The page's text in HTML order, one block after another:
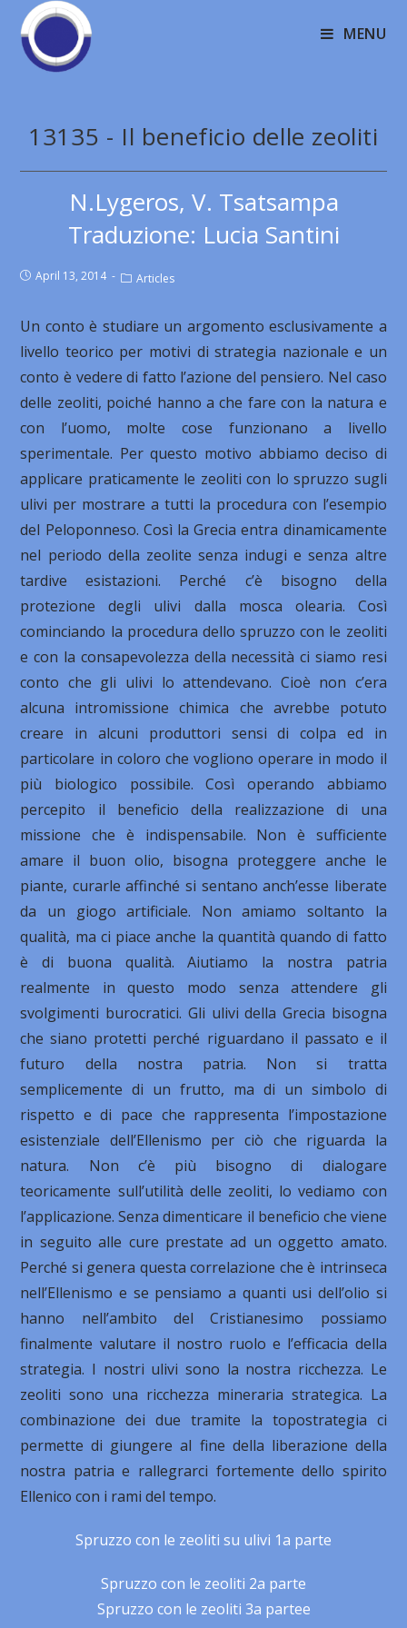
MENU
13135 - Il beneficio delle zeoliti
N.Lygeros, V. Tsatsampa
Traduzione: Lucia Santini
April 13, 2014 Articles
Un conto è studiare un argomento esclusivamente a
livello teorico per motivi di strategia nazionale e un
conto è vedere di fatto l’azione del pensiero. Nel caso
delle zeoliti, poiché hanno a che fare con la natura e
con l’uomo, molte cose funzionano a livello
sperimentale. Per questo motivo abbiamo deciso di
applicare praticamente le zeoliti con lo spruzzo sugli
ulivi per mostrare a tutti la procedura con l’esempio
del Peloponneso. Così la Grecia entra dinamicamente
nel periodo della zeolite senza indugi e senza altre
tardive esistazioni. Perché c’è bisogno della
protezione degli ulivi dalla mosca olearia. Così
cominciando la procedura dello spruzzo con le zeoliti
e con la consapevolezza della necessità ci siamo resi
conto che gli ulivi lo attendevano. Cioè non c’era
alcuna intromissione chimica che avrebbe potuto
creare in alcuni produttori sensi di colpa ed in
particolare in coloro che vogliono operare in modo il
più biologico possibile. Così operando abbiamo
percepito il beneficio della realizzazione di una
missione che è indispensabile. Non è sufficiente
amare il buon olio, bisogna proteggere anche le
piante, curarle affinché si sentano anch’esse liberate
da un giogo artificiale. Non amiamo soltanto la
qualità, ma ci piace anche la quantità quando di fatto
è di buona qualità. Aiutiamo la nostra patria
realmente in questo modo senza attendere gli
svolgimenti burocratici. Gli ulivi della Grecia bisogna
che siano protetti perché riguardano il passato e il
futuro della nostra patria. Non si tratta
semplicemente di un frutto, ma di un simbolo di
rispetto e di pace che rappresenta l’impostazione
esistenziale dell’Ellenismo per ciò che riguarda la
natura. Non c’è più bisogno di dialogare
teoricamente sull’utilità delle zeoliti, lo vediamo con
l’applicazione. Senza dimenticare il beneficio che viene
in seguito alle cure prestate ad un oggetto amato.
Perché si genera questa correlazione che è intrinseca
nell’Ellenismo e se pensiamo a quanti usi dell’olio si
hanno nell’ambito del Cristianesimo possiamo
finalmente valutare il nostro ruolo e l’efficacia della
strategia. I nostri ulivi sono la nostra ricchezza. Le
zeoliti sono una ricchezza mineraria strategica. La
combinazione dei due tramite la topostrategia ci
permette di giungere al fine della liberazione della
nostra patria e rallegrarci fortemente dello spirito
Ellenico con i rami del tempo.
Spruzzo con le zeoliti su ulivi 1a parte
Spruzzo con le zeoliti 2a parte
Spruzzo con le zeoliti 3a partee